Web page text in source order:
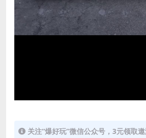
关注“爆好玩”微信公众号，3元领取